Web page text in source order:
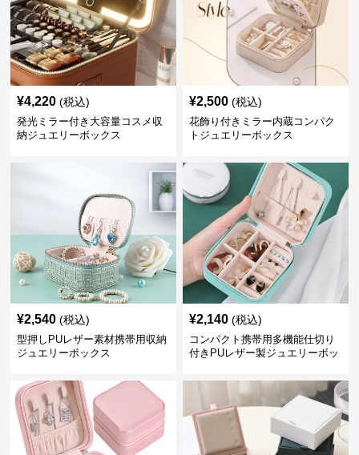
¥4,220 (税込)
発光ミラー付き大容量コスメ収
納ジュエリーボックス
¥2,500 (税込)
花飾り付きミラー内蔵コンパク
トジュエリーボックス
¥2,540 (税込)
型押しPUレザー素材携帯用収納
ジュエリーボックス
¥2,140 (税込)
コンパクト携帯用多機能仕切り
付きPUレザー製ジュエリーボッ